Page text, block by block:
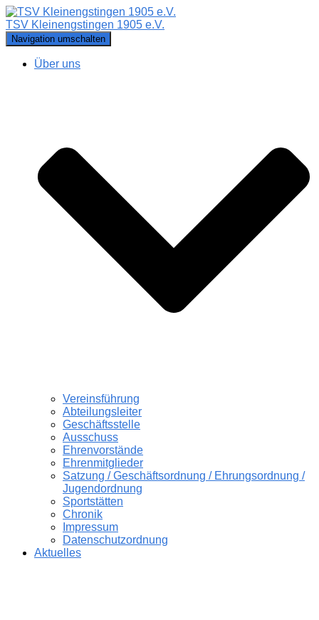
TSV Kleinengstingen 1905 e.V.
Navigation umschalten
Über uns
Vereinsführung
Abteilungsleiter
Geschäftsstelle
Ausschuss
Ehrenvorstände
Ehrenmitglieder
Satzung / Geschäftsordnung / Ehrungsordnung /
Jugendordnung
Sportstätten
Chronik
Impressum
Datenschutzordnung
Aktuelles